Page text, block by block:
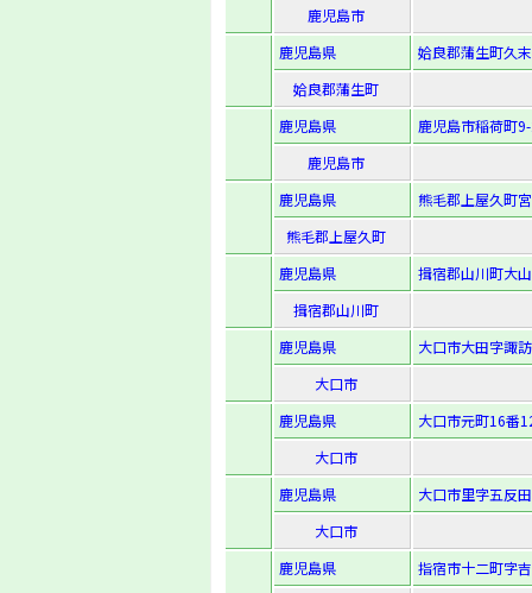
鹿児島市
鹿児島県
姶良郡蒲生町久
姶良郡蒲生町
鹿児島県
鹿児島市稲荷町
鹿児島市
鹿児島県
熊毛郡上屋久町
熊毛郡上屋久町
鹿児島県
揖宿郡山川町大
揖宿郡山川町
鹿児島県
大口市大田字諏
大口市
鹿児島県
大口市元町16番
大口市
鹿児島県
大口市里字五反
大口市
鹿児島県
指宿市十二町字